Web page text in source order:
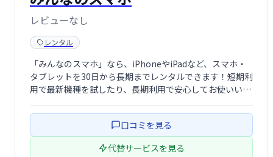
レビューなし
レンタル
「みんなのスマホ」なら、iPhoneやiPadなど、スマホ・
タブレットを30日から長期までレンタルできます！短期利
用で最新機種を試したり、長期利用で安心してお使いいた
ランをお選びください。
口コミを見る
代替サービスを見る